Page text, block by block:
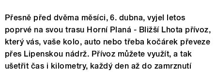
Přesně před dvěma měsíci, 6. dubna, vyjel letos
poprvé na svou trasu Horní Planá - Bližší Lhota přívoz,
který vás, vaše kolo, auto nebo třeba kočárek převeze
přes Lipenskou nádrž. Přívoz můžete využít, a tak
ušetřit čas i kilometry, každý den až do zamrznutí